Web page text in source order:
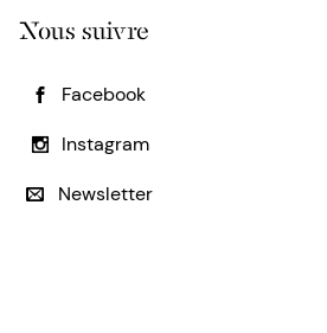
Nous suivre
Facebook
Instagram
Newsletter